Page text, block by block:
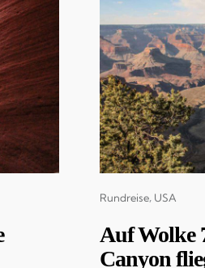
Categories
Rundreise USA
Auf Wolke
Canyon